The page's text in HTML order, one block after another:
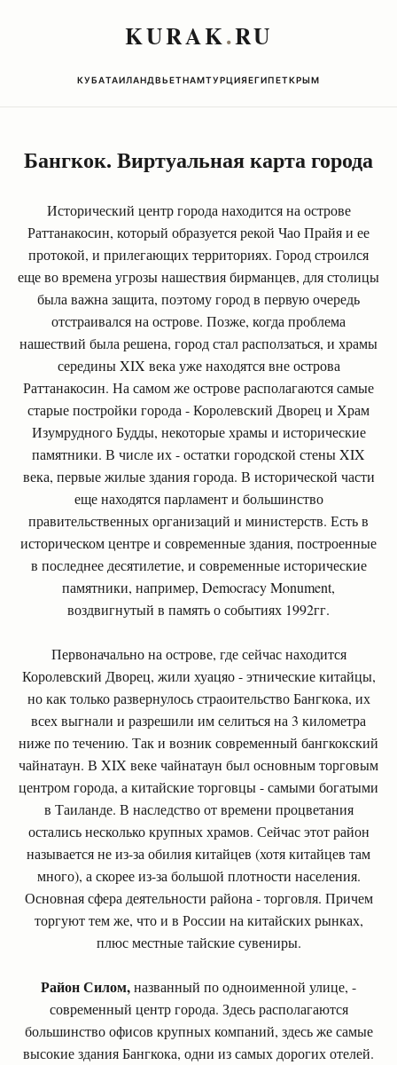
KURAK.RU
КУБАТАИЛАНДВЬЕТНАМТУРЦИЯЕГИПЕТКРЫМ
Бангкок. Виртуальная карта города
Исторический центр города находится на острове
Раттанакосин, который образуется рекой Чао Прайя и ее
протокой, и прилегающих территориях. Город строился
еще во времена угрозы нашествия бирманцев, для столицы
была важна защита, поэтому город в первую очередь
отстраивался на острове. Позже, когда проблема
нашествий была решена, город стал расползаться, и храмы
середины XIX века уже находятся вне острова
Раттанакосин. На самом же острове располагаются самые
старые постройки города - Королевский Дворец и Храм
Изумрудного Будды, некоторые храмы и исторические
памятники. В числе их - остатки городской стены XIX
века, первые жилые здания города. В исторической части
еще находятся парламент и большинство
правительственных организаций и министерств. Есть в
историческом центре и современные здания, построенные
в последнее десятилетие, и современные исторические
памятники, например, Democracy Monument,
воздвигнутый в память о событиях 1992гг.
Первоначально на острове, где сейчас находится
Королевский Дворец, жили хуацяо - этнические китайцы,
но как только развернулось страоительство Бангкока, их
всех выгнали и разрешили им селиться на 3 километра
ниже по течению. Так и возник современный бангкокский
чайнатаун. В XIX веке чайнатаун был основным торговым
центром города, а китайские торговцы - самыми богатыми
в Таиланде. В наследство от времени процветания
остались несколько крупных храмов. Сейчас этот район
называется не из-за обилия китайцев (хотя китайцев там
много), а скорее из-за большой плотности населения.
Основная сфера деятельности района - торговля. Причем
торгуют тем же, что и в России на китайских рынках,
плюс местные тайские сувениры.
Район Силом,названный по одноименной улице, -
современный центр города. Здесь располагаются
большинство офисов крупных компаний, здесь же самые
высокие здания Бангкока, одни из самых дорогих отелей.